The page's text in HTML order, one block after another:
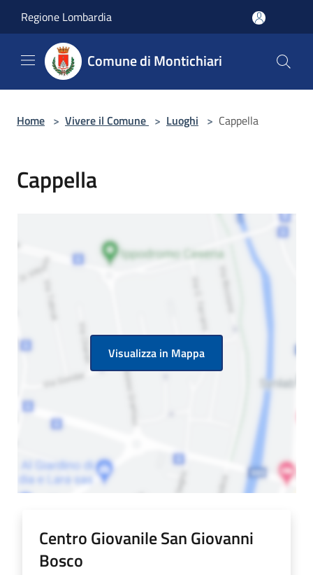
Regione Lombardia
Comune di Montichiari
Home > Vivere il Comune > Luoghi > Cappella
Cappella
Visualizza in Mappa
Centro Giovanile San Giovanni
Bosco